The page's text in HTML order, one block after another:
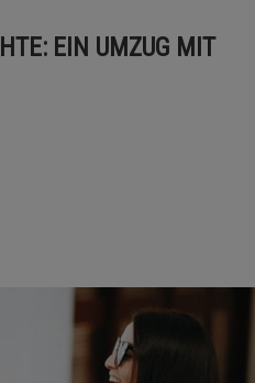
EIN UMZUG MIT